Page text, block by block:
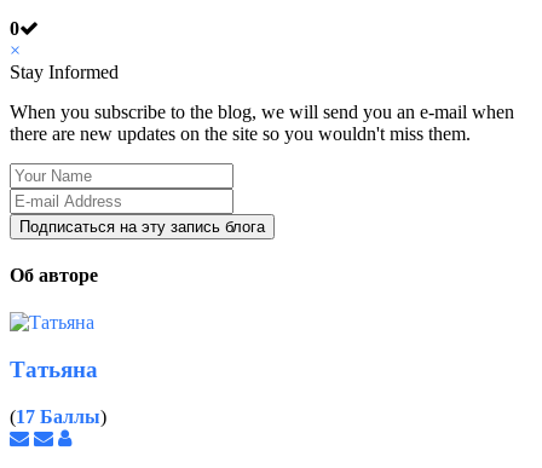
0
×
Stay Informed
When you subscribe to the blog, we will send you an e-mail when
there are new updates on the site so you wouldn't miss them.
Your
Name
E-
mail
Address
Подписаться на эту запись блога
Об авторе
Татьяна
(17 Баллы)
Подписаться
Отписаться
Татьяна